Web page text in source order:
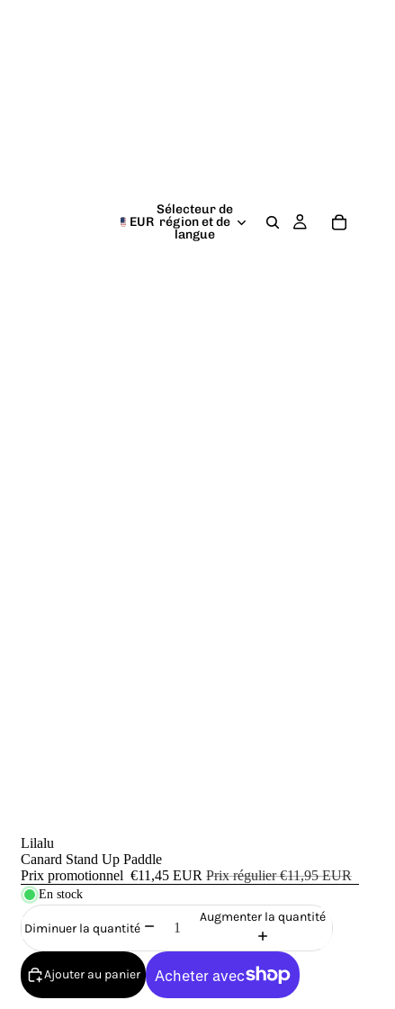
EUR
Sélecteur de
région et de
langue
Lilalu
Canard Stand Up Paddle
Prix promotionnel €11,45 EUR Prix régulier€11,95 EUR
En stock
Diminuer la quantité
Augmenter la quantité
Ajouter au panier